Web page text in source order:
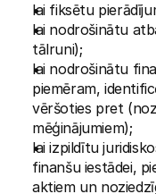
lai fiksētu
lai nodrošinātu
tālruni);
lai nodrošinātu
piemēram,
vēršoties pret
mēģinājumiem);
lai izpildītu
finanšu iestādei,
aktiem un